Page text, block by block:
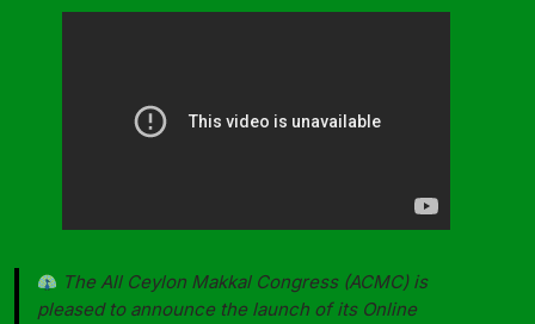
The All Ceylon Makkal Congress (ACMC) is
pleased to announce the launch of its Online